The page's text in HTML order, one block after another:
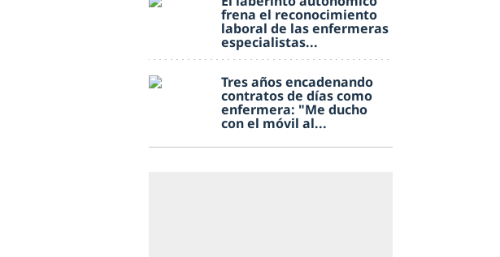
frena el reconocimiento
laboral de las enfermeras
especialistas...
Tres años encadenando
contratos de días como
enfermera: "Me ducho
con el móvil al...